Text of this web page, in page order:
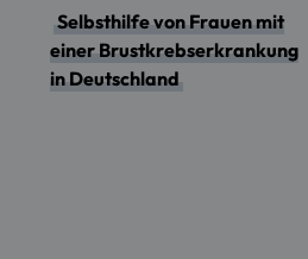
Selbsthilfe von Frauen mit
einer Brustkrebserkrankung
in Deutschland